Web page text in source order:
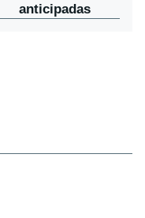
anticipadas